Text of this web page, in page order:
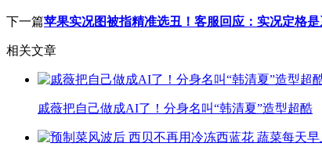
下一篇苹果实况图被指精准选丑！客服回应：实况定格
相关文章
戚薇把自己做成AI了！分身名叫“韩清夏”造型超酷